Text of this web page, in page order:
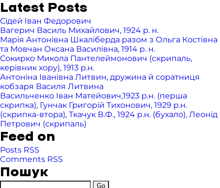
Latest Posts
Сідей Іван Федорович
Вагерич Василь Михайлович, 1924 р. н.
Марія Антонівна Шкаліберда разом з Ольга Костівна
та Мовчан Оксана Василівна, 1914 р. н.
Сокирко Микола Пантелеймонович (скрипаль,
керівник хору), 1913 р.н.
Антоніна Іванівна Литвин, дружина й соратниця
кобзаря Василя Литвина
Васильченко Іван Матейович,1923 р.н. (перша
скрипка), Гунчак Григорій Тихонович, 1929 р.н.
(скрипка-втора), Ткачук В.Ф., 1924 р.н. (бухало), Леонід
Петрович (скрипаль)
Feed on
Posts RSS
Comments RSS
Пошук